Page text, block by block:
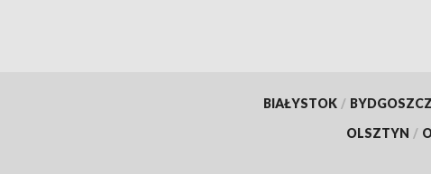
BIAŁYSTOK / BYDGOSZCZ
OLSZTYN /